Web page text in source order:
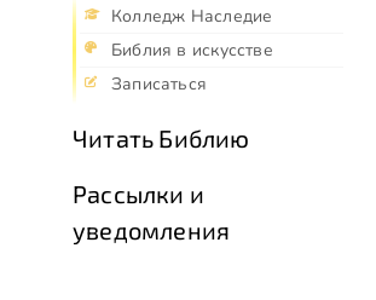
Колледж Наследие
Библия в искусстве
Записаться
Читать Библию
Рассылки и
уведомления